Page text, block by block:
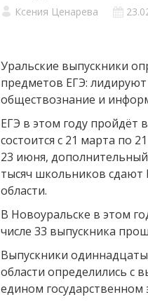
Ксения Ценарева
Уральские выпускники
предметов ЕГЭ:
обществознание и
ЕГЭ в этом году пройдёт
состоится с 21 марта по
23 июня,
тысяч школьников сдают
области.
В Новоуральске в этом
числе 33 выпускника
Выпускники
области определились с
едином государственном